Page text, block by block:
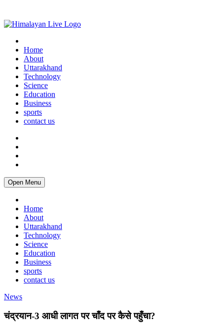
Home
About
Uttarakhand
Technology
Science
Education
Business
sports
contact us
Open Menu
Home
About
Uttarakhand
Technology
Science
Education
Business
sports
contact us
News
चंद्रयान-3 आधी लागत पर चाँद पर कैसे पहुँचा?